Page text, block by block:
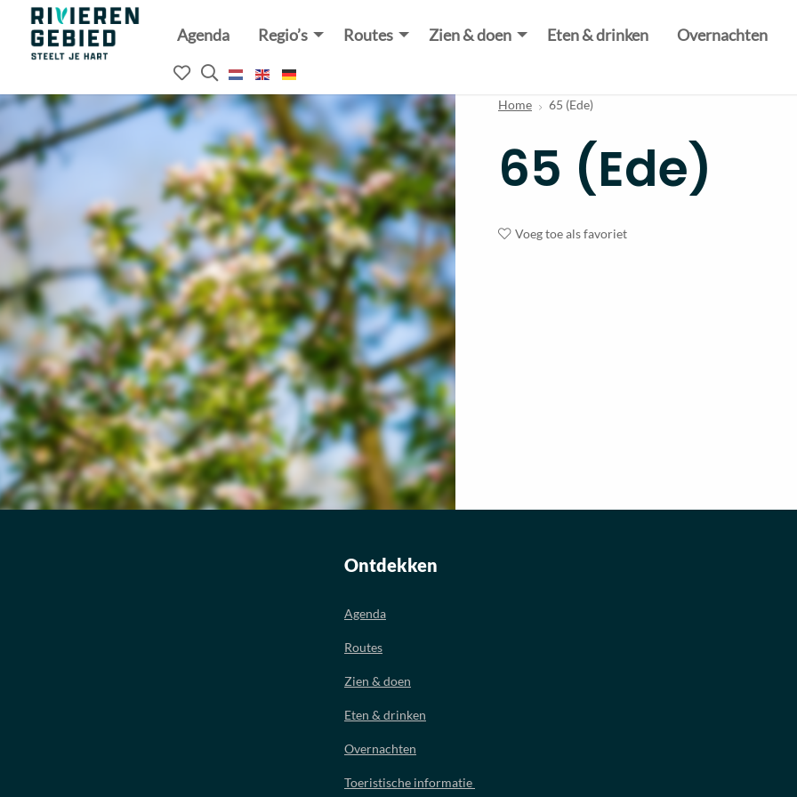
Rivierenland
website
Agenda Regio’s Routes Zien & doen Eten & drinken Overnachten
Mijn
favorieten
Open
het
zoekveld
Home 65 (Ede)
65 (Ede)
Voeg toe als favoriet
Ontdekken
Agenda
Routes
Zien & doen
Eten & drinken
Overnachten
Toeristische informatie